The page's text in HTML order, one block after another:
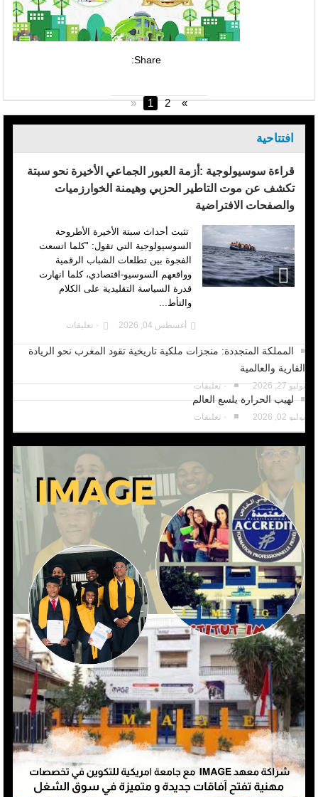
Share:
« 1 2 »
افتتاحية
قراءة سوسيولوجية :أزمة العبور الجماعي الأخيرة نحو سبتة
تكشف عن موت التاطير الحزبي وهيمنة الخوارزميات
والصفحات الافتراضية
تثبت أحداث سبتة الأخيرة الأطروحة
السوسيولوجية التي تقول: "كلما اتسعت
الفجوة بين تطلعات الشباب الرقمية
وواقعهم السوسيو-اقتصادي، كلما انهارت
قدرة السياسة التقليدية على الكلام
والتأط...
أغسطس 04, 2026 ٠ تعليقات
المملكة المتجددة: منجزات ملكية تاريخية تقود المغرب نحو الريادة
القارية والعالمية
يوليو 27, 2026 ٠ تعليقات
لهيب الحرارة يلسع العالم
يوليو 02, 2026 ٠ تعليقات